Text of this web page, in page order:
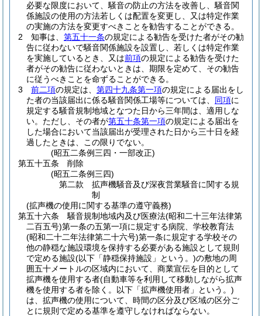
必要な限度において、騒音の防止の方法を改善し、騒音関
係施設の使用の方法若しくは配置を変更し、又は特定作業
の実施の方法を変更すべきことを勧告することができる。
2
知事は、 第五十一条の規定による勧告を受けた者がその勧
告に従わないで騒音関係施設を設置し、若しくは特定作業
を実施しているとき、又は前項の規定による勧告を受けた
者がその勧告に従わないときは、期限を定めて、その勧告
に従うべきことを命ずることができる。
3
前二項の規定は、 第四十九条第一項の規定による届出をし
た者の当該届出に係る騒音関係工場等については、 同項に
規定する騒音規制地域となつた日から三年間は、適用しな
い。 ただし、その者が第五十条第一項の規定による届出を
した場合において当該届出が受理された日から三十日を経
過したときは、この限りでない。
(昭五二条例三四・一部改正)
第五十五条
削除
(昭五二条例三四)
第二款
拡声機騒音及び深夜営業騒音に関する規
制
(拡声機の使用に関する基準の遵守義務)
第五十六条
騒音規制地域内及び医療法(昭和二十三年法律第
二百五号)第一条の五第一項に規定する病院、学校教育法
(昭和二十二年法律第二十六号)第一条に規定する学校その
他の静穏な施設環境を保持する必要がある施設として規則
で定める施設(以下「静穏保持施設」という。)の敷地の周
囲五十メートルの区域内において、商業宣伝を目的として
拡声機を使用する者(自動車等を利用して移動しながら拡声
機を使用する者を除く。以下「拡声機使用者」という。)
は、拡声機の使用について、時間の区分及び区域の区分ご
とに規則で定める基準を遵守しなければならない。